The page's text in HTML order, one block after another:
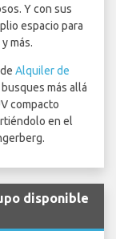
Y con sus
espacio para
más.
Alquiler de
busques más allá
compacto
en el
disponible